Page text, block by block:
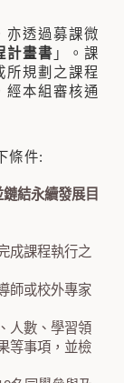
亦透過募課微
計畫書 」。課
所規劃之課程
經本組審核通
條件:
結永續發展目
成課程執行之
師或校外專家
人數、學習領
等事項，並檢